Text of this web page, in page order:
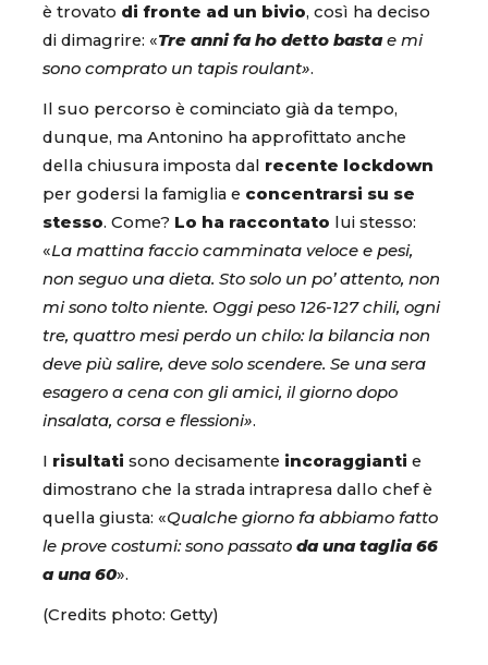
è trovato di fronte ad un bivio, così ha deciso
di dimagrire: «Tre anni fa ho detto bastae mi
sono comprato un tapis roulant».
Il suo percorso è cominciato già da tempo,
dunque, ma Antonino ha approfittato anche
della chiusura imposta dal recente lockdown
per godersi la famiglia e concentrarsi su se
stesso. Come? Lo ha raccontato lui stesso:
«La mattina faccio camminata veloce e pesi,
non seguo una dieta. Sto solo un po’ attento, non
mi sono tolto niente. Oggi peso 126-127 chili, ogni
tre, quattro mesi perdo un chilo: la bilancia non
deve più salire, deve solo scendere. Se una sera
esagero a cena con gli amici, il giorno dopo
insalata, corsa e flessioni».
I risultati sono decisamente incoraggianti e
dimostrano che la strada intrapresa dallo chef è
quella giusta: «Qualche giorno fa abbiamo fatto
le prove costumi: sono passato da una taglia 66
a una 60».
(Credits photo: Getty)